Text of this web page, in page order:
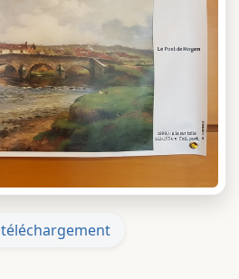
téléchargement